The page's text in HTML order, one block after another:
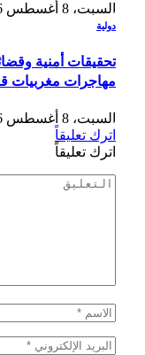
السبت، 8 أغسطس 2026
دولية
تحقيقات أمنية
مهاجرات مغربيات
السبت، 8 أغسطس 2026
اترك تعليقاً
اترك تعليقاً